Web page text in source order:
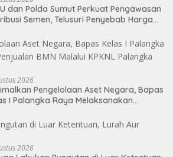
dan Polda Sumut Perkuat Pengawasan
Semen, Telusuri Penyebab Harga
2026
Pengelolaan Aset Negara, Bapas
I Palangka Raya Melaksanakan
2026